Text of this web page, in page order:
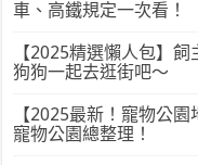
車、高鐵規定一次看！
【2025精選懶人包】
狗狗一起去逛街吧～
【2025最新！寵物公
寵物公園總整理！